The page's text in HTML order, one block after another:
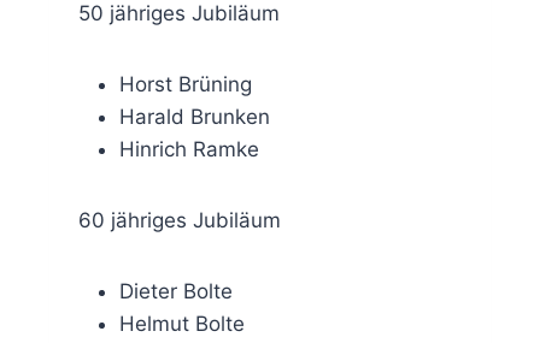
50 jähriges Jubiläum
Horst Brüning
Harald Brunken
Hinrich Ramke
60 jähriges Jubiläum
Dieter Bolte
Helmut Bolte